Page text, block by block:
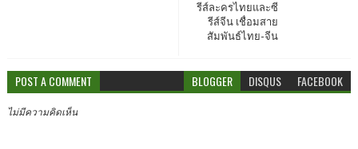
รีส์ละครไทยและซี
รีส์จีน เชื่อมสาย
สัมพันธ์ไทย-จีน
POST A COMMENT BLOGGER DISQUS FACEBOOK
ไม่มีความคิดเห็น